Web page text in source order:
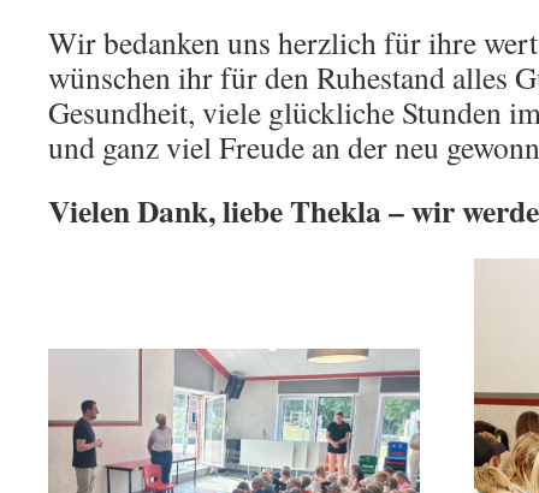
Wir bedanken uns herzlich für ihre
wünschen ihr für den Ruhestand alles
Gesundheit, viele glückliche Stunden
und ganz viel Freude an der neu
Vielen Dank, liebe Thekla – wir